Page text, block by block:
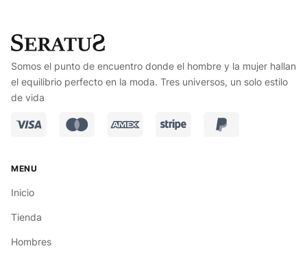
Somos el punto de encuentro donde el hombre y la mujer hallan
el equilibrio perfecto en la moda. Tres universos, un solo estilo
de vida
Inicio
Tienda
Hombres